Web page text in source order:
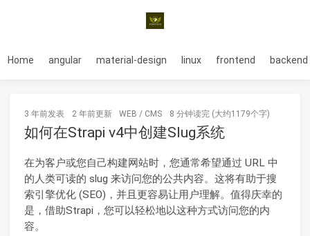
Home angular material-design linux frontend backend
3 年前发表 2 年前更新 WEB / CMS 8 分钟读完 (大约1179个字)
如何在Strapi v4中创建Slug系统
在为客户或您自己构建网站时，您通常希望通过 URL 中
的人类可读的 slug 来访问您的公共内容。这将有助于搜
索引擎优化 (SEO)，并且更容易让用户理解。值得庆幸的
是，借助Strapi，您可以轻松地以这种方式访问​​您的内
容。